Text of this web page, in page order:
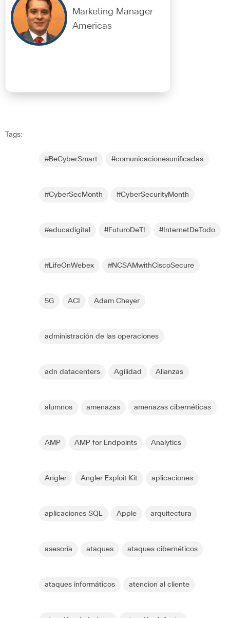
Marketing Manager
Americas
Tags:
#BeCyberSmart #comunicacionesunificadas
#CyberSecMonth #CyberSecurityMonth
#educadigital #FuturoDeTI #InternetDeTodo
#LifeOnWebex #NCSAMwithCiscoSecure
5G ACI Adam Cheyer
administración de las operaciones
adn datacenters Agilidad Alianzas
alumnos amenazas amenazas cibernéticas
AMP AMP for Endpoints Analytics
Angler Angler Exploit Kit aplicaciones
aplicaciones SQL Apple arquitectura
asesoría ataques ataques cibernéticos
ataques informáticos atencion al cliente